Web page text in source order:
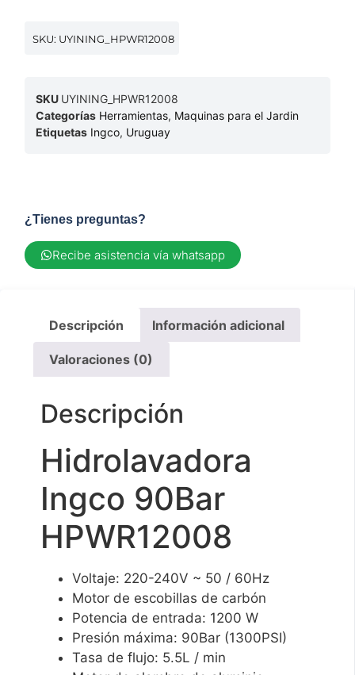
SKU: UYINING_HPWR12008
SKU UYINING_HPWR12008
Categorías Herramientas, Maquinas para el Jardin
Etiquetas Ingco, Uruguay
¿Tienes preguntas?
Recibe asistencia vía whatsapp
Descripción Información adicional
Valoraciones (0)
Descripción
Hidrolavadora
Ingco 90Bar
HPWR12008
Voltaje: 220-240V ~ 50 / 60Hz
Motor de escobillas de carbón
Potencia de entrada: 1200 W
Presión máxima: 90Bar (1300PSI)
Tasa de flujo: 5.5L / min